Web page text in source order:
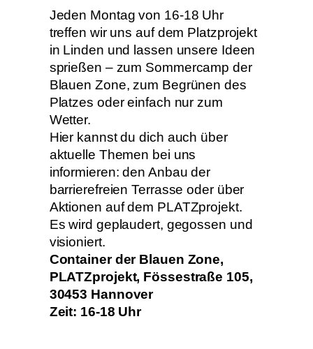
Jeden Montag von 16-18 Uhr
treffen wir uns auf dem Platzprojekt
in Linden und lassen unsere Ideen
sprießen – zum Sommercamp der
Blauen Zone, zum Begrünen des
Platzes oder einfach nur zum
Wetter.
Hier kannst du dich auch über
aktuelle Themen bei uns
informieren: den Anbau der
barrierefreien Terrasse oder über
Aktionen auf dem PLATZprojekt.
Es wird geplaudert, gegossen und
visioniert.
Container der Blauen Zone,
PLATZprojekt, Fössestraße 105,
30453 Hannover
Zeit: 16-18 Uhr